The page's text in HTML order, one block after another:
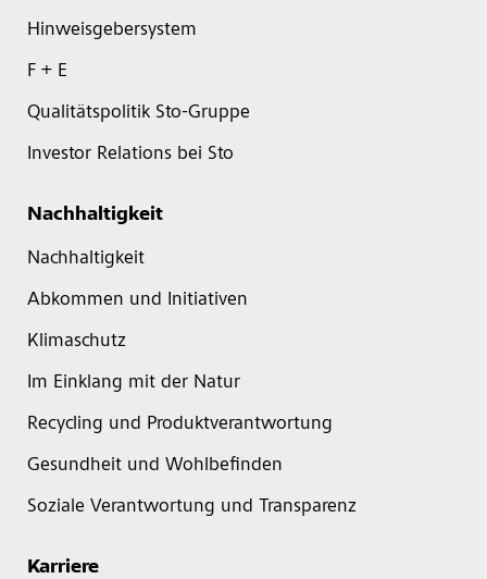
Hinweisgebersystem
F + E
Qualitätspolitik Sto-Gruppe
Investor Relations bei Sto
Nachhaltigkeit
Nachhaltigkeit
Abkommen und Initiativen
Klimaschutz
Im Einklang mit der Natur
Recycling und Produktverantwortung
Gesundheit und Wohlbefinden
Soziale Verantwortung und Transparenz
Karriere